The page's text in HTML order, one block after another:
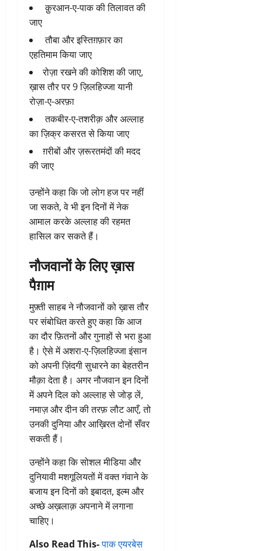
क़ुरआन-ए-पाक की तिलावत की
जाए
तौबा और इस्तिग़फ़ार का
एहतिमाम किया जाए
रोज़ा रखने की कोशिश की जाए,
ख़ास तौर पर 9 ज़िलहिज्जा यानी
रोज़ा-ए-अरफ़ा
तकबीर-ए-तशरीक़ और अल्लाह
का ज़िक्र कसरत से किया जाए
ग़रीबों और ज़रूरतमंदों की मदद
की जाए
उन्होंने कहा कि जो लोग हज पर नहीं
जा सकते, वे भी इन दिनों में नेक
आमाल करके अल्लाह की रहमत
हासिल कर सकते हैं।
नौजवानों के लिए ख़ास
पैग़ाम
मुफ़्ती साहब ने नौजवानों को ख़ास तौर
पर संबोधित करते हुए कहा कि आज
का दौर फ़ितनों और गुनाहों से भरा हुआ
है। ऐसे में अशरा-ए-ज़िलहिज्जा इंसान
को अपनी ज़िंदगी सुधारने का बेहतरीन
मौक़ा देता है। अगर नौजवान इन दिनों
में अपने दिल को अल्लाह से जोड़ लें,
नमाज़ और दीन की तरफ़ लौट आएँ, तो
उनकी दुनिया और आख़िरत दोनों सँवर
सकती हैं।
उन्होंने कहा कि सोशल मीडिया और
दुनियावी मशगूलियतों में वक्त गंवाने के
बजाय इन दिनों को इबादत, इल्म और
अच्छे अख़लाक़ अपनाने में लगाना
चाहिए।
Also Read This-पाक एयरबेस